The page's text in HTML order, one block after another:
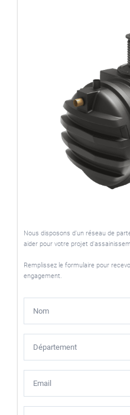
Nous disposons d'un réseau de
aider pour votre projet
Remplissez le formulaire pour
engagement.